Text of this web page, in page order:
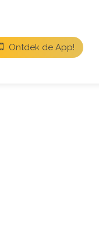
Ontdek de App!